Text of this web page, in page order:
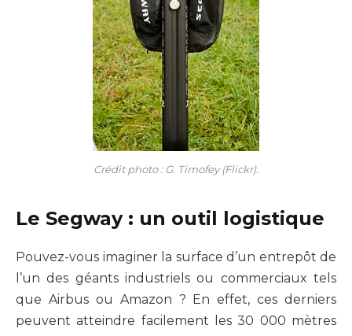
Crédit photo : G. Timofey (Flickr).
Le Segway : un outil logistique
Pouvez-vous imaginer la surface d’un entrepôt de
l’un des géants industriels ou commerciaux tels
que Airbus ou Amazon ? En effet, ces derniers
peuvent atteindre facilement les 30 000 mètres